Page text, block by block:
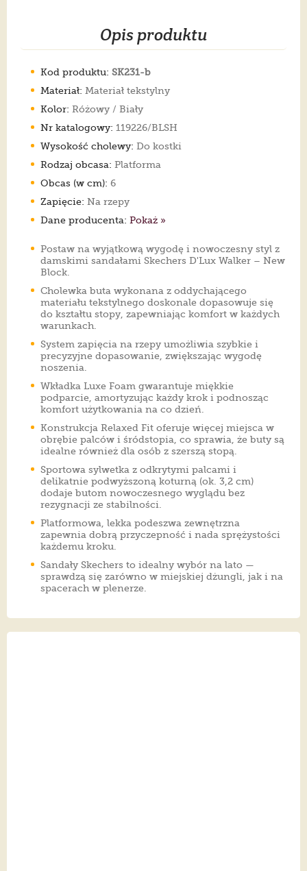
Opis produktu
Kod produktu: SK231-b
Materiał: Materiał tekstylny
Kolor: Różowy / Biały
Nr katalogowy: 119226/BLSH
Wysokość cholewy: Do kostki
Rodzaj obcasa: Platforma
Obcas (w cm): 6
Zapięcie: Na rzepy
Dane producenta: Pokaż »
Postaw na wyjątkową wygodę i nowoczesny styl z
damskimi sandałami Skechers D'Lux Walker – New
Block.
Cholewka buta wykonana z oddychającego
materiału tekstylnego doskonale dopasowuje się
do kształtu stopy, zapewniając komfort w każdych
warunkach.
System zapięcia na rzepy umożliwia szybkie i
precyzyjne dopasowanie, zwiększając wygodę
noszenia.
Wkładka Luxe Foam gwarantuje miękkie
podparcie, amortyzując każdy krok i podnosząc
komfort użytkowania na co dzień.
Konstrukcja Relaxed Fit oferuje więcej miejsca w
obrębie palców i śródstopia, co sprawia, że buty są
idealne również dla osób z szerszą stopą.
Sportowa sylwetka z odkrytymi palcami i
delikatnie podwyższoną koturną (ok. 3,2 cm)
dodaje butom nowoczesnego wyglądu bez
rezygnacji ze stabilności.
Platformowa, lekka podeszwa zewnętrzna
zapewnia dobrą przyczepność i nada sprężystości
każdemu kroku.
Sandały Skechers to idealny wybór na lato —
sprawdzą się zarówno w miejskiej dżungli, jak i na
spacerach w plenerze.